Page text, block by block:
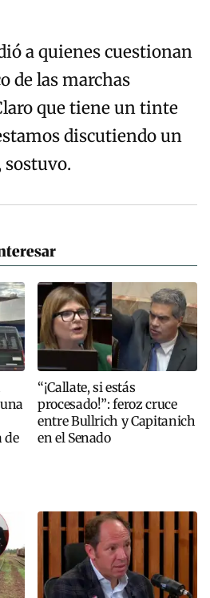
a quienes cuestionan
de las marchas
que tiene un tinte
discutiendo un
sostuvo.
de
“¡Callate, si estás
procesado!”: feroz cruce
entre Bullrich y Capitanich
en el Senado